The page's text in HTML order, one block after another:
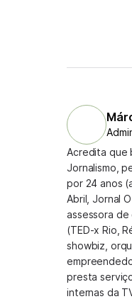
Acredita que
Jornalismo,
por 24 anos
Abril, Jornal
assessora
(TED-x Rio,
showbiz,
presta
internas da